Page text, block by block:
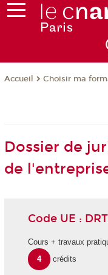
Accueil Choisir ma
Dossier de
de
Code UE :
Cours + travaux
4
crédits